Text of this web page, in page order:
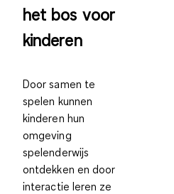
het bos voor
kinderen
Door samen te
spelen kunnen
kinderen hun
omgeving
spelenderwijs
ontdekken en door
interactie leren ze